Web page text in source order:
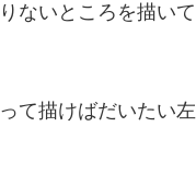
ないところを描いて
て描けばだいたい左